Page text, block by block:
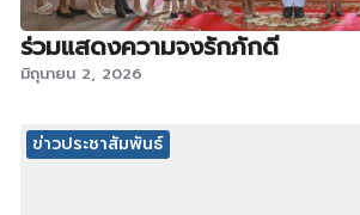
ร่วมแสดงความจงรักภักดี
มิถุนายน 2, 2026
ข่าวประชาสัมพันธ์